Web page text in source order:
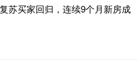
苏买家回归，连续9个月新房成